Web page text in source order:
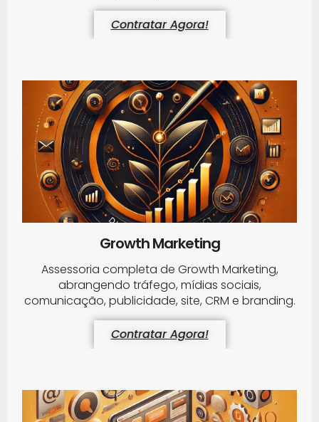
Contratar Agora!
Growth Marketing
Assessoria completa de Growth Marketing,
abrangendo tráfego, mídias sociais,
comunicação, publicidade, site, CRM e branding.
Contratar Agora!